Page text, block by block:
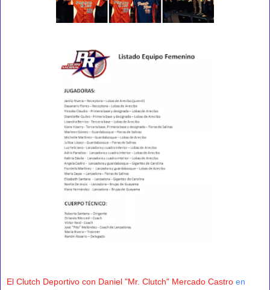
El Clutch Deportivo con Daniel "Mr. Clutch" Mercado Castro en